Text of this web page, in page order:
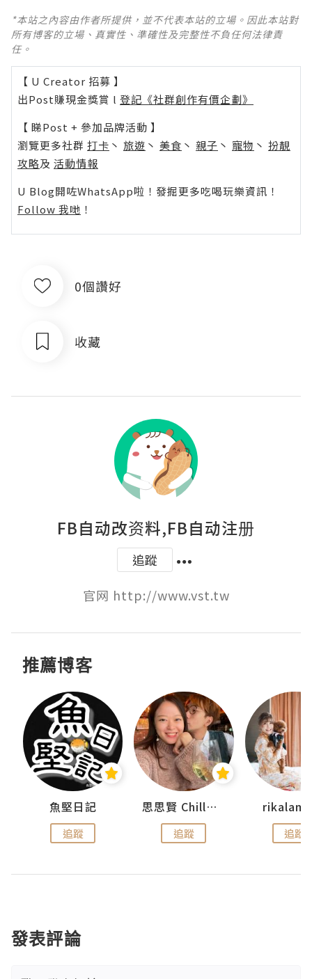
*本站之內容由作者所提供，並不代表本站的立場。因此本站對
所有博客的立場、真實性、準確性及完整性不負任何法律責
任。
【 U Creator 招募 】
出Post賺現金獎賞 l 登記《社群創作有價企劃》
【 睇Post + 參加品牌活動 】
瀏覽更多社群 打卡 丶 旅遊 丶 美食 丶 親子 丶 寵物 丶 扮靚
攻略及 活動情報
U Blog開咗WhatsApp啦！發掘更多吃喝玩樂資訊！
Follow 我哋 ！
0個讚好
收藏
FB自动改资料,FB自动注册
追蹤
官网 http://www.vst.tw
推薦博客
魚堅日記
追蹤
思思賢 ChillMyBabe
追蹤 追蹤
發表評論